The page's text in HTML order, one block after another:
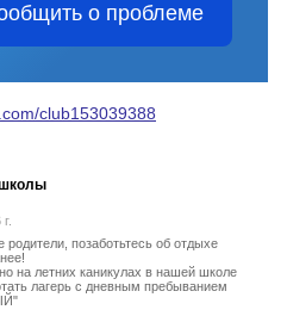
о проблеме
club153039388
позаботьтесь об отдыхе
на летних каникулах в нашей школе
лагерь с дневным пребыванием